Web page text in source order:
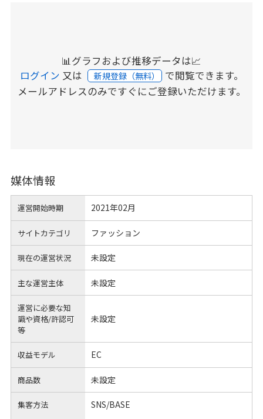
📊グラフおよび推移データは📈
ログイン 又は 新規登録（無料） で閲覧できます。
メールアドレスのみですぐにご登録いただけます。
媒体情報
運営開始時期 2021年02月
サイトカテゴリ ファッション
現在の運営状況 未設定
主な運営主体 未設定
運営に必要な知
識や資格/許認可
等
未設定
収益モデル EC
商品数 未設定
集客方法 SNS/BASE